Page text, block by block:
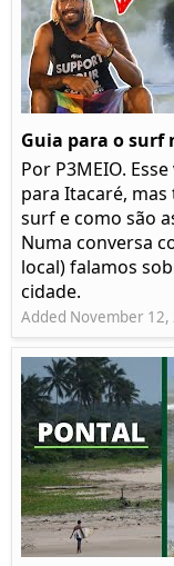
Guia para o surf
Por P3MEIO.
para Itacaré,
surf e como são
Numa conversa
local) falamos
cidade.
Added November 12,